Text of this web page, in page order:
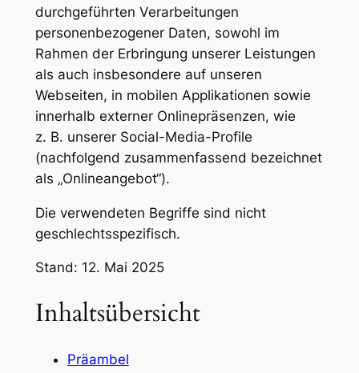
durchgeführten Verarbeitungen
personenbezogener Daten, sowohl im
Rahmen der Erbringung unserer Leistungen
als auch insbesondere auf unseren
Webseiten, in mobilen Applikationen sowie
innerhalb externer Onlinepräsenzen, wie
z. B. unserer Social-Media-Profile
(nachfolgend zusammenfassend bezeichnet
als „Onlineangebot“).
Die verwendeten Begriffe sind nicht
geschlechtsspezifisch.
Stand: 12. Mai 2025
Inhaltsübersicht
Präambel